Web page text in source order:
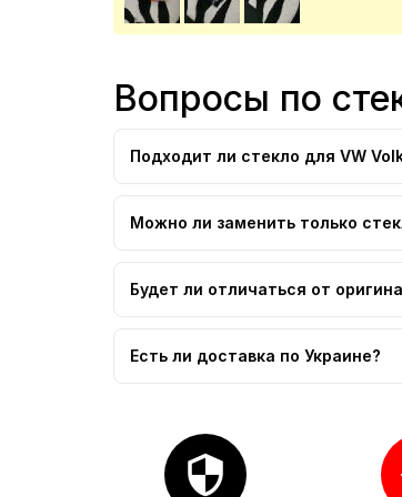
Вопросы по
Подходит ли стекло для VW
Можно ли заменить только
Будет ли отличаться от
Есть ли доставка по Украине?
security